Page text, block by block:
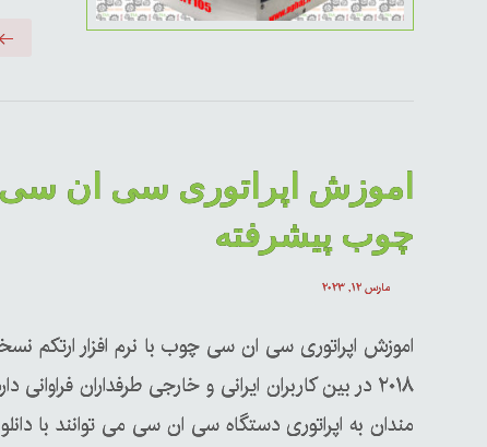
اموزش اپراتوری سی ان سی
چوب پیشرفته
مارس ۱۲, ۲۰۲۳
اموزش اپراتوری سی ان سی چوب با نرم افزار ارتکم
۲۰۱۸ در بین کاربران ایرانی و خارجی طرفداران فراوانی
مندان به اپراتوری دستگاه سی ان سی می توانند با